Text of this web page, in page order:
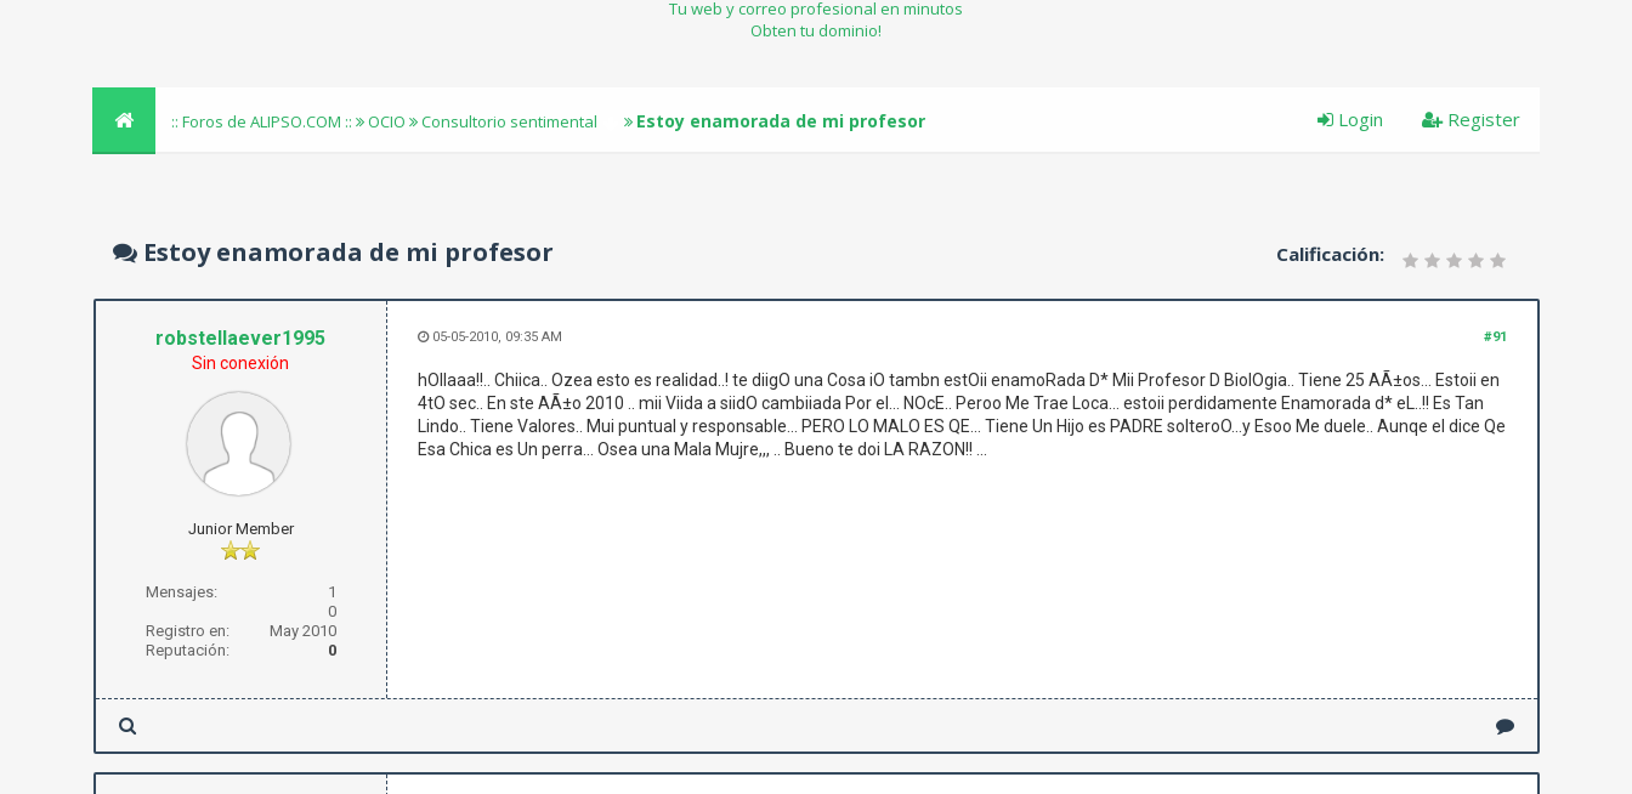
Tu web y correo profesional en minutos
Obten tu dominio!
:: Foros de ALIPSO.COM :: OCIO Consultorio sentimental Estoy enamorada de mi profesor Register
Login
Calificación:
Estoy enamorada de mi profesor
robstellaever1995
Sin conexión
Junior Member
Mensajes:
1
0
Registro en:
May 2010
Reputación:
0
#91
05-05-2010, 09:35 AM
hOllaaa!!.. Chiica.. Ozea esto es realidad..! te diigO una Cosa iO tambn estOii enamoRada D* Mii Profesor D BiolOgia.. Tiene 25 AÃ±os... Estoii en
4tO sec.. En ste AÃ±o 2010 .. mii Viida a siidO cambiiada Por el... NOcE.. Peroo Me Trae Loca... estoii perdidamente Enamorada d* eL..!! Es Tan
Lindo.. Tiene Valores.. Mui puntual y responsable... PERO LO MALO ES QE... Tiene Un Hijo es PADRE solteroO...y Esoo Me duele.. Aunqe el dice Qe
Esa Chica es Un perra... Osea una Mala Mujre,,, .. Bueno te doi LA RAZON!! ...